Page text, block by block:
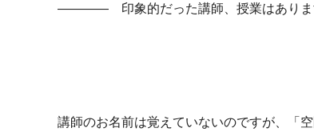
―――― 印象的だった講師、授業はありま
講師のお名前は覚えていないのですが、「